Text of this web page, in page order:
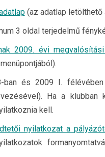
(az adatlap letölthető
3 oldal terjedelmű
2009. évi
ban és 2009 I.
Ha a
kell.
nyilatkozat a